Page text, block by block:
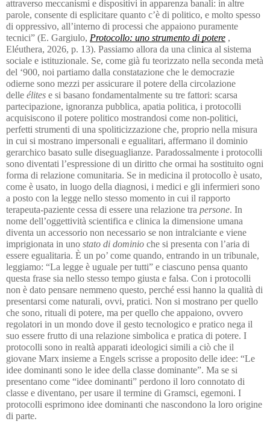
attraverso meccanismi e dispositivi in apparenza banali: in altre
parole, consente di esplicitare quanto c’è di politico, e molto spesso
di oppressivo, all’interno di processi che appaiono puramente
tecnici” (E. Gargiulo, Protocollo: uno strumento di potere ,
Eléuthera, 2026, p. 13). Passiamo allora da una clinica al sistema
sociale e istituzionale. Se, come già fu teorizzato nella seconda metà
del ‘900, noi partiamo dalla constatazione che le democrazie
odierne sono mezzi per assicurare il potere della circolazione
delle élites e si basano fondamentalmente su tre fattori: scarsa
partecipazione, ignoranza pubblica, apatia politica, i protocolli
acquisiscono il potere politico mostrandosi come non-politici,
perfetti strumenti di una spoliticizzazione che, proprio nella misura
in cui si mostrano impersonali e egualitari, affermano il dominio
gerarchico basato sulle diseguaglianze. Paradossalmente i protocolli
sono diventati l’espressione di un diritto che ormai ha sostituito ogni
forma di relazione comunitaria. Se in medicina il protocollo è usato,
come è usato, in luogo della diagnosi, i medici e gli infermieri sono
a posto con la legge nello stesso momento in cui il rapporto
terapeuta-paziente cessa di essere una relazione tra persone. In
nome dell’oggettività scientifica e clinica la dimensione umana
diventa un accessorio non necessario se non intralciante e viene
imprigionata in uno stato di dominio che si presenta con l’aria di
essere egualitaria. È un po’ come quando, entrando in un tribunale,
leggiamo: “La legge è uguale per tutti” e ciascuno pensa quanto
questa frase sia nello stesso tempo giusta e falsa. Con i protocolli
non è dato pensare nemmeno questo, perché essi hanno la qualità di
presentarsi come naturali, ovvi, pratici. Non si mostrano per quello
che sono, rituali di potere, ma per quello che appaiono, ovvero
regolatori in un mondo dove il gesto tecnologico e pratico nega il
suo essere frutto di una relazione simbolica e pratica di potere. I
protocolli sono in realtà apparati ideologici simili a ciò che il
giovane Marx insieme a Engels scrisse a proposito delle idee: “Le
idee dominanti sono le idee della classe dominante”. Ma se si
presentano come “idee dominanti” perdono il loro connotato di
classe e diventano, per usare il termine di Gramsci, egemoni. I
protocolli esprimono idee dominanti che nascondono la loro origine
di parte.